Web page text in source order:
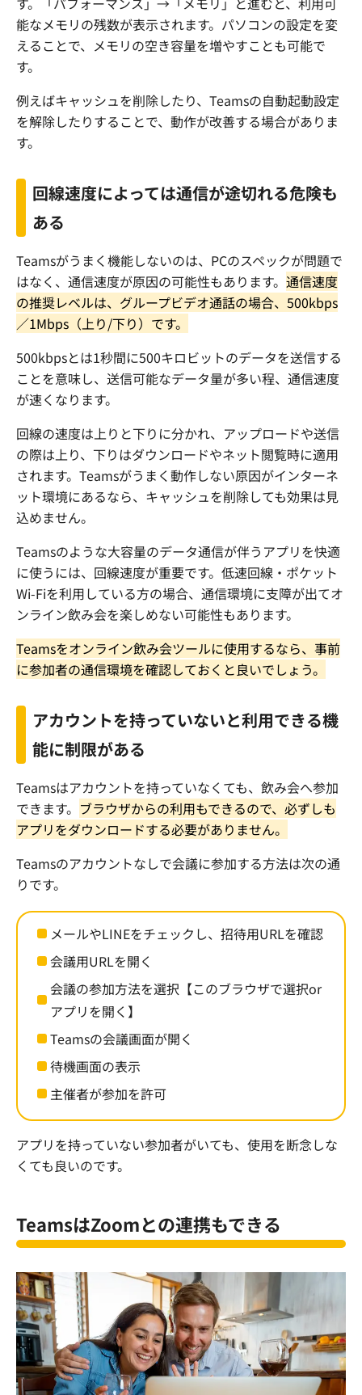
能なメモリの残数が表示されます。パソコンの設定を変
えることで、メモリの空き容量を増やすことも可能で
す。
例えばキャッシュを削除したり、 Teamsの自動起動設定
を解除したりすることで、動作が改善する場合がありま
す。
回線速度によっては通信が途切れる危険も
ある
Teamsがうまく機能しないのは、 PCのスペックが問題で
はなく、通信速度が原因の可能性もあります。 通信速度
の推奨レベルは、グループビデオ通話の場合、 500kbps
／1Mbps （上り/下り）です。
500kbpsとは1秒間に500キロビットのデータを送信する
ことを意味し、送信可能なデータ量が多い程、通信速度
が速くなります。
回線の速度は上りと下りに分かれ、アップロードや送信
の際は上り、下りはダウンロードやネット閲覧時に適用
されます。 Teamsがうまく動作しない原因がインターネ
ット環境にあるなら、キャッシュを削除しても効果は見
込めません。
Teamsのような大容量のデータ通信が伴うアプリを快適
に使うには、回線速度が重要です。低速回線・ポケット
Wi-Fiを利用している方の場合、通信環境に支障が出てオ
ンライン飲み会を楽しめない可能性もあります。
Teamsをオンライン飲み会ツールに使用するなら、事前
に参加者の通信環境を確認しておくと良いでしょう。
アカウントを持っていないと利用できる機
能に制限がある
Teamsはアカウントを持っていなくても、飲み会へ参加
できます。 ブラウザからの利用もできるので、必ずしも
アプリをダウンロードする必要がありません。
Teamsのアカウントなしで会議に参加する方法は次の通
りです。
メールやLINEをチェックし、招待用URLを確認
会議用URLを開く
会議の参加方法を選択【このブラウザで選択or
アプリを開く】
Teamsの会議画面が開く
待機画面の表示
主催者が参加を許可
アプリを持っていない参加者がいても、使用を断念しな
くても良いのです。
TeamsはZoomとの連携もできる